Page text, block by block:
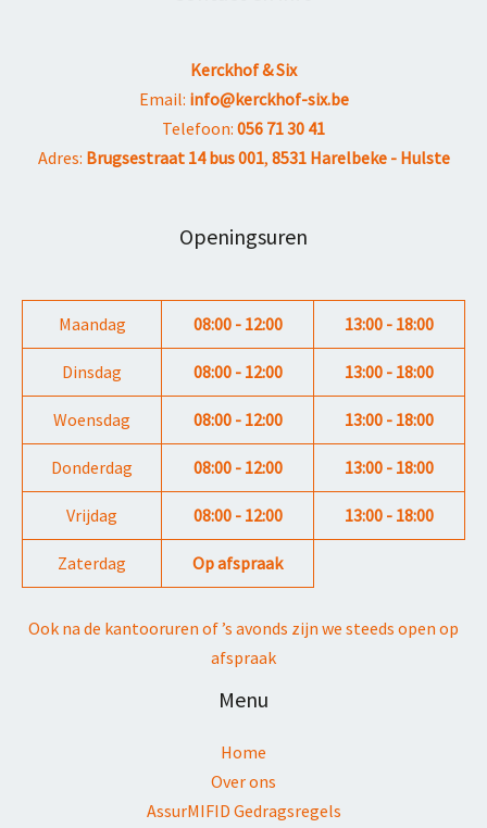
Kerckhof & Six
Email: info@kerckhof-six.be
Telefoon: 056 71 30 41
Adres: Brugsestraat 14 bus 001, 8531 Harelbeke - Hulste
Openingsuren
Maandag 08:00 - 12:00 13:00 - 18:00
Dinsdag 08:00 - 12:00 13:00 - 18:00
Woensdag 08:00 - 12:00 13:00 - 18:00
Donderdag 08:00 - 12:00 13:00 - 18:00
Vrijdag 08:00 - 12:00 13:00 - 18:00
Zaterdag Op afspraak
Ook na de kantooruren of ’s avonds zijn we steeds open op
afspraak
Menu
Home
Over ons
AssurMIFID Gedragsregels